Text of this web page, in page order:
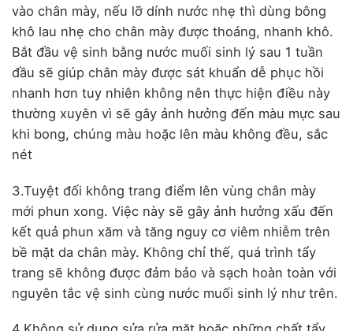
vào chân mày, nếu lỡ dính nước nhẹ thì dùng bông
khô lau nhẹ cho chân mày được thoáng, nhanh khô.
Bắt đầu vệ sinh bằng nước muối sinh lý sau 1 tuần
đầu sẽ giúp chân mày được sát khuẩn dễ phục hồi
nhanh hơn tuy nhiên không nên thực hiện điều này
thường xuyên vì sẽ gây ảnh hưởng đến màu mực sau
khi bong, chúng màu hoặc lên màu không đều, sắc
nét
3.Tuyệt đối không trang điểm lên vùng chân mày
mới phun xong. Việc này sẽ gây ảnh hưởng xấu đến
kết quả phun xăm và tăng nguy cơ viêm nhiễm trên
bề mặt da chân mày. Không chỉ thế, quá trình tẩy
trang sẽ không được đảm bảo và sạch hoàn toàn với
nguyên tắc vệ sinh cùng nước muối sinh lý như trên.